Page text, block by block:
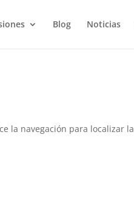
Blog Noticias
la navegación para localizar la